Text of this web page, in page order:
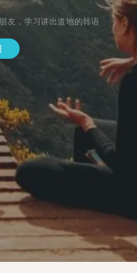
友，学习讲出道地的韩语